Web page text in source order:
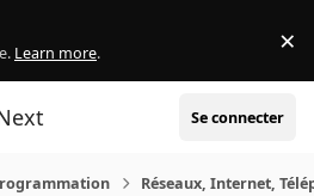
Learn more. ×
Se connecter
Réseaux, Internet,